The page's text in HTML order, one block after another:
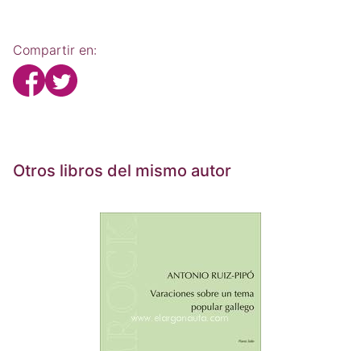
Compartir en:
Otros libros del mismo autor